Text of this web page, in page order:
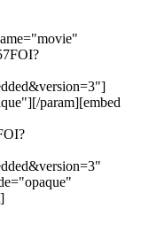
param][embed